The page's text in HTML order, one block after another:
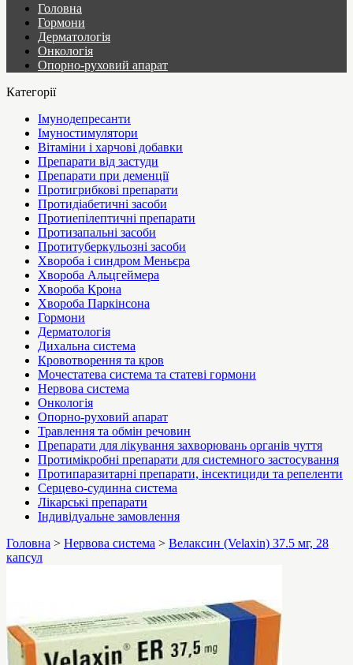
Головна
Гормони
Дерматологія
Онкологія
Опорно-руховий апарат
Категорії
Імунодепресанти
Імуностимулятори
Вітаміни і харчові добавки
Препарати від застуди
Препарати при деменції
Протигрибкові препарати
Протидіабетичні засоби
Протиепілептичні препарати
Протизапальні засоби
Протитуберкульозні засоби
Хвороба і синдром Меньєра
Хвороба Альцгеймера
Хвороба Крона
Хвороба Паркінсона
Гормони
Дерматологія
Дихальна система
Кровотворення та кров
Мочестатева система та статеві гормони
Нервова система
Онкологія
Опорно-руховий апарат
Травлення та обмін речовин
Препарати для лікування захворювань органів чуття
Протимікробні препарати для системного застосування
Протипаразитарні препарати, інсектициди та репеленти
Серцево-судинна система
Лікарські препарати
Індивідуальне замовлення
Головна > Нервова система > Велаксин (Velaxin) 37.5 мг, 28
капсул